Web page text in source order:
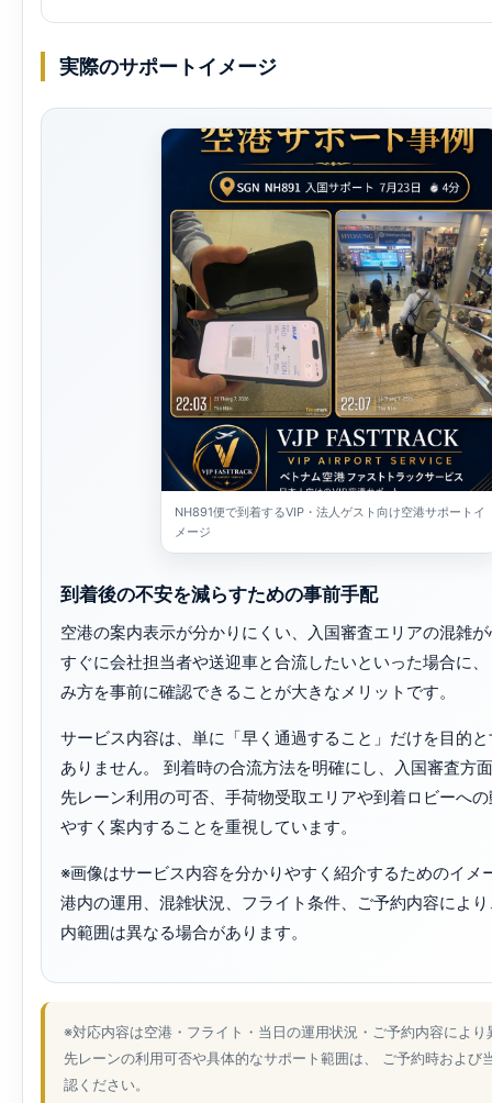
実際のサポートイメージ
NH891便で到着するVIP・法人ゲスト向け空港サポートイ
メージ
到着後の不安を減らすための事前手配
空港の案内表示が分かりにくい、入国審査エリアの混雑
すぐに会社担当者や送迎車と合流したいといった場合に
み方を事前に確認できることが大きなメリットです。
サービス内容は、単に「早く通過すること」だけを目的
ありません。 到着時の合流方法を明確にし、入国審査方
先レーン利用の可否、手荷物受取エリアや到着ロビーへ
やすく案内することを重視しています。
※画像はサービス内容を分かりやすく紹介するためのイメ
港内の運用、混雑状況、フライト条件、ご予約内容によ
内範囲は異なる場合があります。
※対応内容は空港・フライト・当日の運用状況・ご予約内容により
先レーンの利用可否や具体的なサポート範囲は、 ご予約時および
認ください。